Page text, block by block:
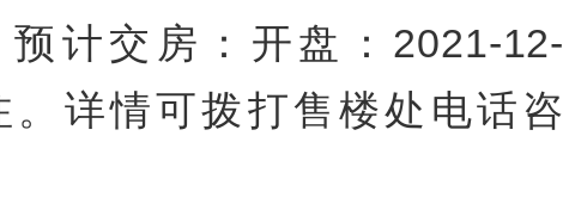
计交房：开盘：2021-12-
。详情可拨打售楼处电话咨